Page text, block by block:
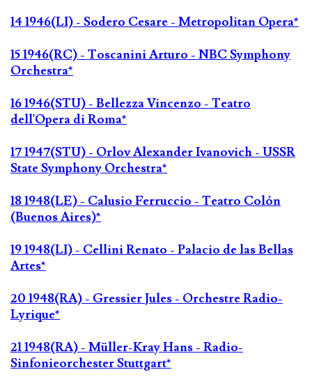
14 1946(LI) - Sodero Cesare - Metropolitan Opera*
15 1946(RC) - Toscanini Arturo - NBC Symphony
Orchestra*
16 1946(STU) - Bellezza Vincenzo - Teatro
dell'Opera di Roma*
17 1947(STU) - Orlov Alexander Ivanovich - USSR
State Symphony Orchestra*
18 1948(LE) - Calusio Ferruccio - Teatro Colón
(Buenos Aires)*
19 1948(LI) - Cellini Renato - Palacio de las Bellas
Artes*
20 1948(RA) - Gressier Jules - Orchestre Radio-
Lyrique*
21 1948(RA) - Müller-Kray Hans - Radio-
Sinfonieorchester Stuttgart*